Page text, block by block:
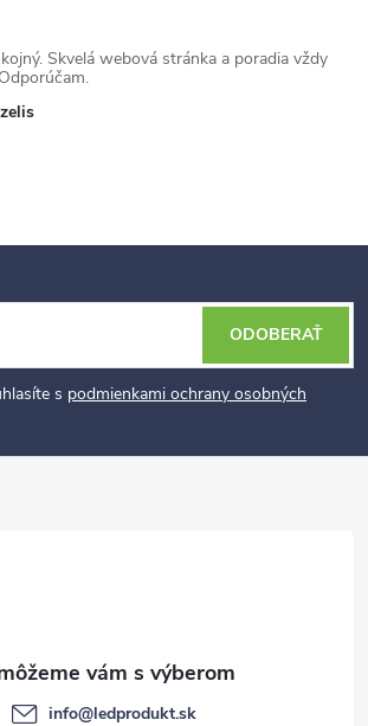
Skvelá webová stránka a poradia vždy
s podmienkami ochrany osobných
ODOBERAŤ
info@ledprodukt.sk